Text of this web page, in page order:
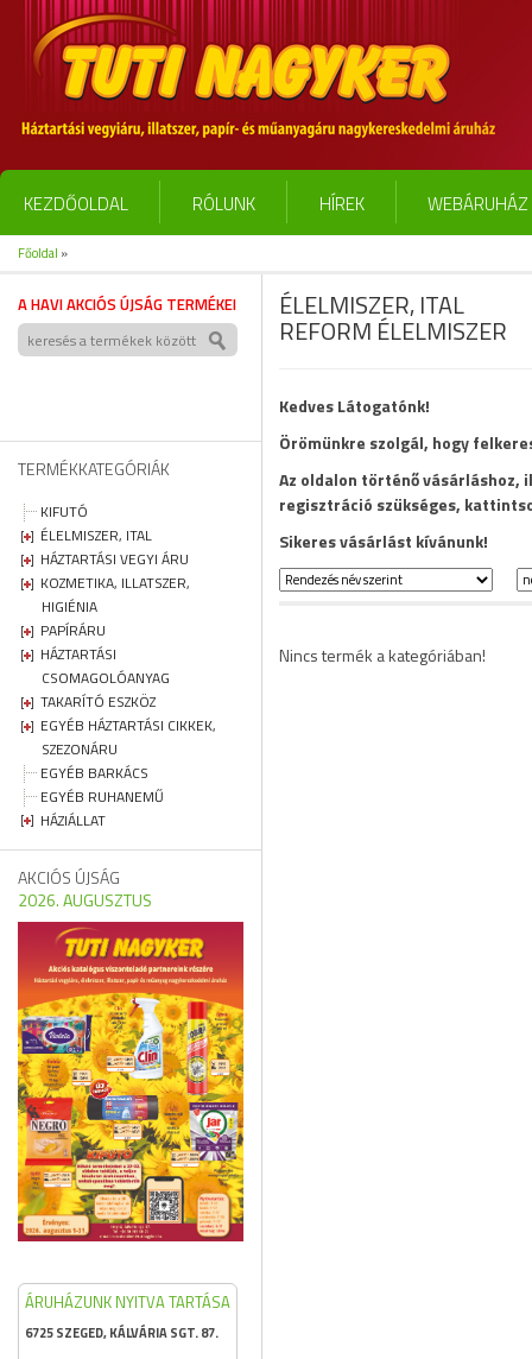
KEZDŐOLDAL RÓLUNK HÍREK WEBÁRUHÁZ
Főoldal »
A HAVI AKCIÓS ÚJSÁG TERMÉKEI
TERMÉKKATEGÓRIÁK
KIFUTÓ
ÉLELMISZER, ITAL
HÁZTARTÁSI VEGYI ÁRU
KOZMETIKA, ILLATSZER,
HIGIÉNIA
PAPÍRÁRU
HÁZTARTÁSI
CSOMAGOLÓANYAG
TAKARÍTÓ ESZKÖZ
EGYÉB HÁZTARTÁSI CIKKEK,
SZEZONÁRU
EGYÉB BARKÁCS
EGYÉB RUHANEMŰ
HÁZIÁLLAT
AKCIÓS ÚJSÁG
2026. AUGUSZTUS
ÁRUHÁZUNK NYITVA TARTÁSA
6725 SZEGED, KÁLVÁRIA SGT. 87.
ÉLELMISZER, ITAL
REFORM ÉLELMISZER
Kedves Látogatónk!
Örömünkre szolgál, hogy
Az oldalon történő vásárláshoz,
regisztráció szükséges,
Sikeres vásárlást kívánunk!
Nincs termék a kategóriában!